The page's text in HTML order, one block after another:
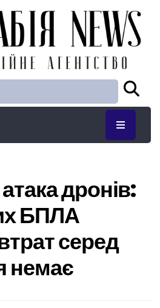
дронів:
БПЛА
серед
немає